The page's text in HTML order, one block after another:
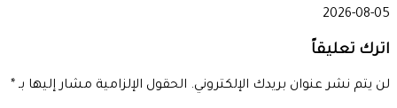
2026-08-05
اترك تعليقاً
لن يتم نشر عنوان بريدك الإلكتروني. الحقول الإلزامية مشار إليها بـ *